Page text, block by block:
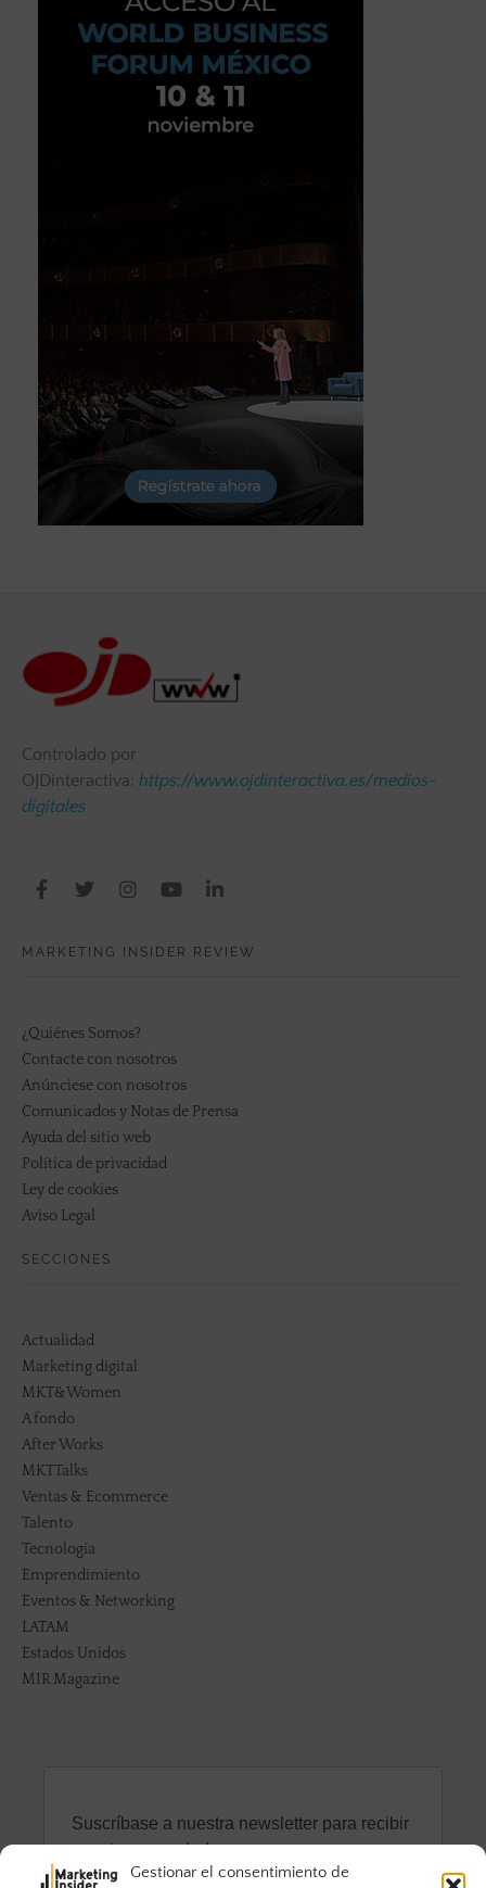
Gestionar el consentimiento de
Controlado por
OJDinteractiva: https://www.ojdinteractiva.es/medios-
digitales
MARKETING INSIDER REVIEW
¿Quiénes Somos?
Contacte con nosotros
Anúnciese con nosotros
Comunicados y Notas de Prensa
Ayuda del sitio web
Política de privacidad
Ley de cookies
Aviso Legal
SECCIONES
Actualidad
Marketing digital
MKT&Women
A fondo
After Works
MKTTalks
Ventas & Ecommerce
Talento
Tecnología
Emprendimiento
Eventos & Networking
LATAM
Estados Unidos
MIR Magazine